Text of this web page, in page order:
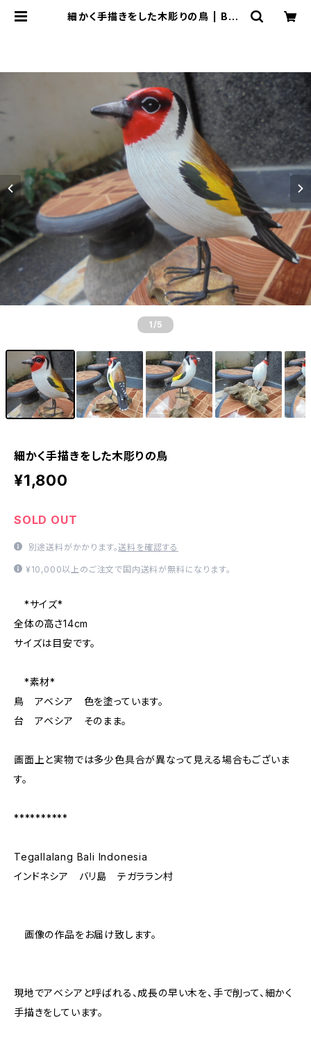
細かく手描きをした木彫りの鳥 | Bali
1 /5
細かく手描きをした木彫りの鳥
¥1,800
SOLD OUT
別途送料がかかります。送料を確認する
¥10,000以上のご注文で国内送料が無料になります。
*サイズ*
全体の高さ14cm
サイズは目安です。
*素材*
鳥 アベシア 色を塗っています。
台 アベシア そのまま。
画面上と実物では多少色具合が異なって見える場合もございま
す。
**********
Tegallalang Bali Indonesia
インドネシア バリ島 テガララン村
画像の作品をお届け致します。
現地でアベシアと呼ばれる、成長の早い木を、手で削って、細かく
手描きをしています。